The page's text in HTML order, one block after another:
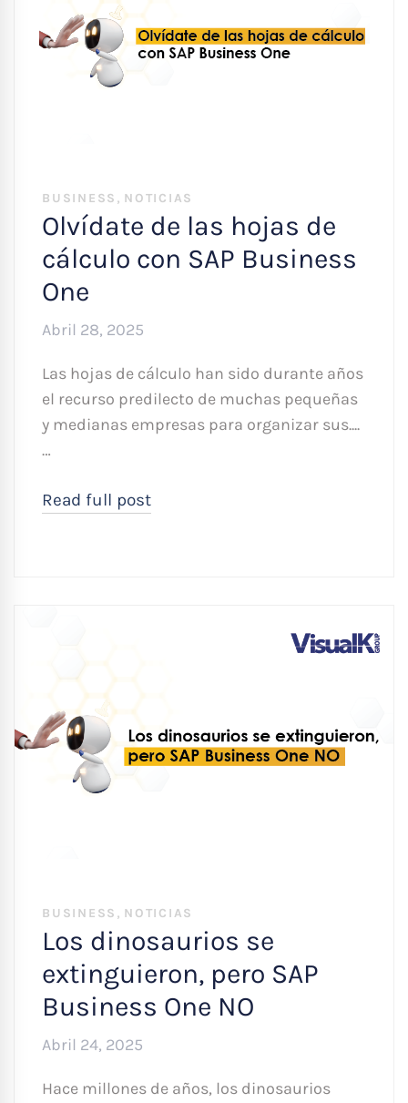
BUSINESS , NOTICIAS
Olvídate de las hojas de
cálculo con SAP Business
One
Abril 28, 2025
Las hojas de cálculo han sido durante años
el recurso predilecto de muchas pequeñas
y medianas empresas para organizar sus....
…
Read full post
BUSINESS , NOTICIAS
Los dinosaurios se
extinguieron, pero SAP
Business One NO
Abril 24, 2025
Hace millones de años, los dinosaurios